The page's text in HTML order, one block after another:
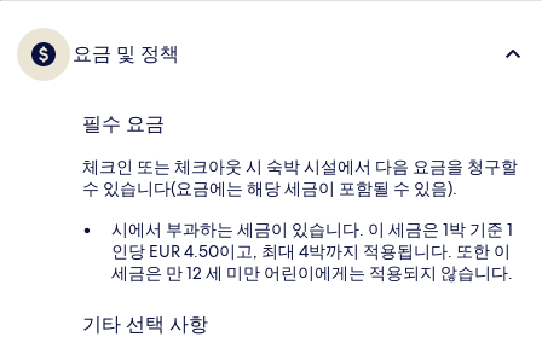
요금 및 정책
필수 요금
체크인 또는 체크아웃 시 숙박 시설에서 다음 요금을 청구할
수 있습니다(요금에는 해당 세금이 포함될 수 있음).
시에서 부과하는 세금이 있습니다. 이 세금은 1박 기준 1
인당 EUR 4.50이고, 최대 4박까지 적용됩니다. 또한 이
세금은 만 12 세 미만 어린이에게는 적용되지 않습니다.
기타 선택 사항